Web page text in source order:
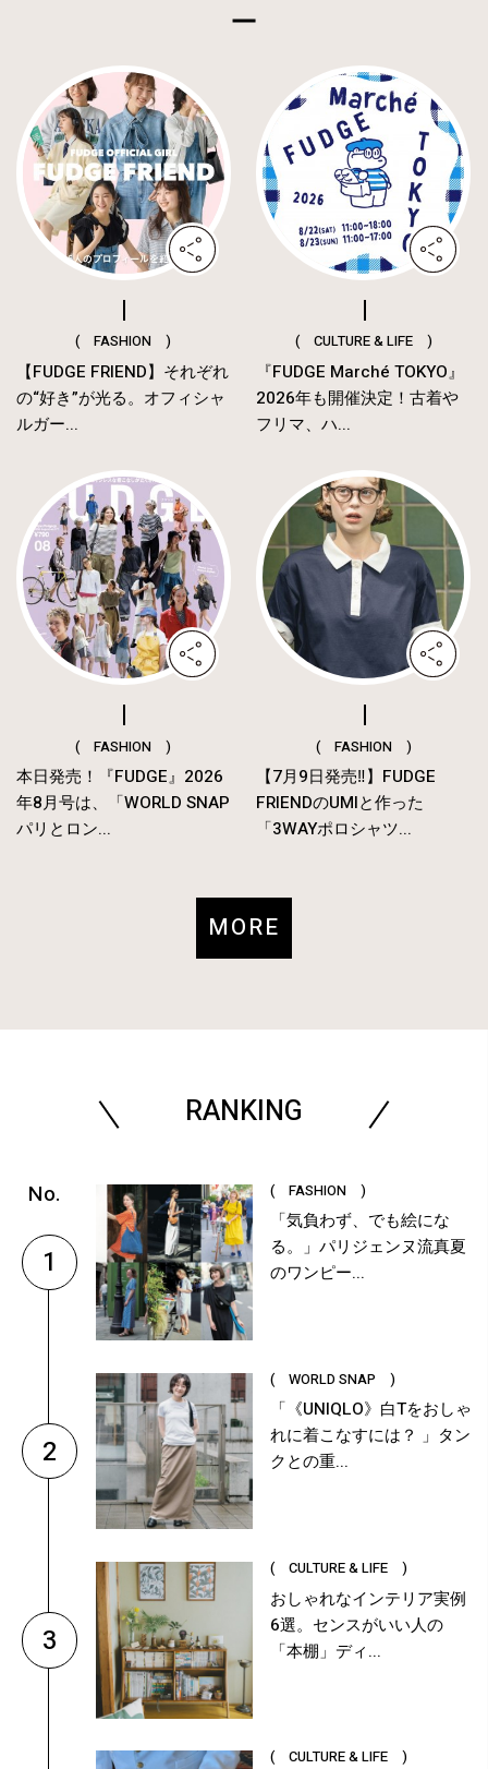
( FASHION )
【FUDGE FRIEND】それぞれ
の“好き”が光る。オフィシャ
ルガー...
( CULTURE & LIFE )
『FUDGE Marché TOKYO』
2026年も開催決定！古着や
フリマ、ハ...
( FASHION )
本日発売！『FUDGE』2026
年8月号は、「WORLD SNAP
パリとロン...
( FASHION )
【7月9日発売‼︎】FUDGE
FRIENDのUMIと作った
「3WAYポロシャツ...
MORE
RANKING
1
( FASHION )
「気負わず、でも絵にな
る。」パリジェンヌ流真夏
のワンピー...
2
( WORLD SNAP )
「《UNIQLO》白Tをおしゃ
れに着こなすには？ 」タン
クとの重...
3
( CULTURE & LIFE )
おしゃれなインテリア実例
6選。センスがいい人の
「本棚」ディ...
( CULTURE & LIFE )